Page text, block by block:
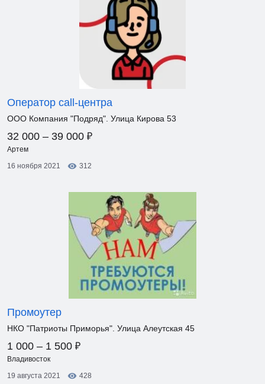
Оператор call-центра
ООО Компания "Подряд". Улица Кирова 53
32 000 – 39 000 ₽
Артем
16 ноября 2021
312
Промоутер
НКО "Патриоты Приморья". Улица Алеутская 45
1 000 – 1 500 ₽
Владивосток
19 августа 2021
428